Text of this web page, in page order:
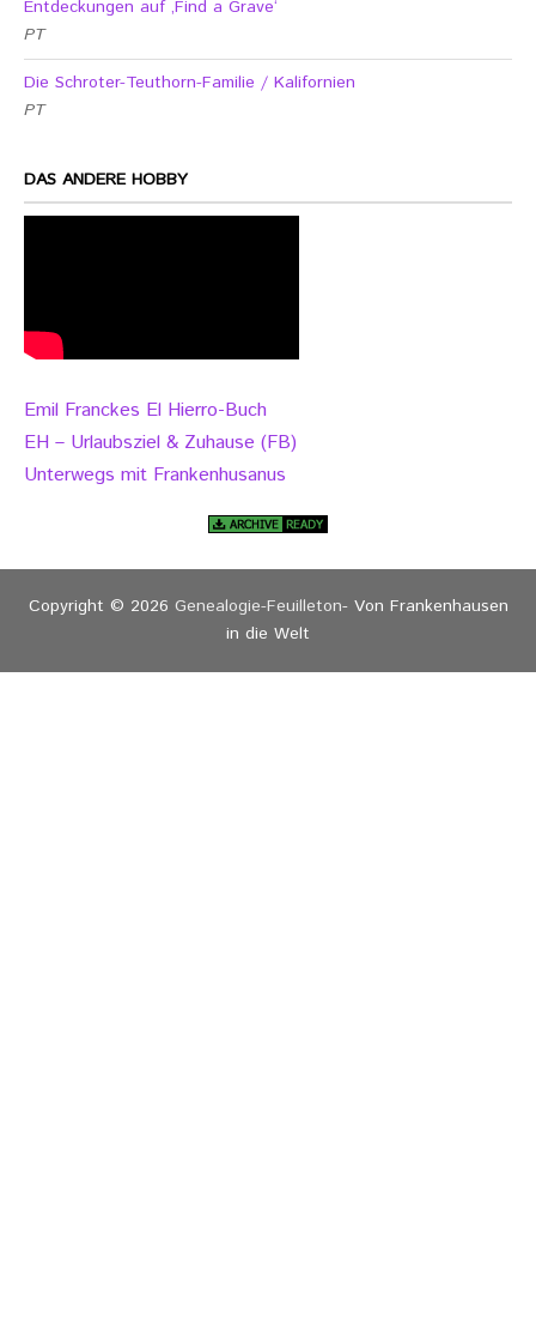
Entdeckungen auf ‚Find a Grave‘
PT
Die Schroter-Teuthorn-Familie / Kalifornien
PT
DAS ANDERE HOBBY
Emil Franckes El Hierro-Buch
EH – Urlaubsziel & Zuhause (FB)
Unterwegs mit Frankenhusanus
Copyright © 2026 Genealogie-Feuilleton- Von Frankenhausen
in die Welt